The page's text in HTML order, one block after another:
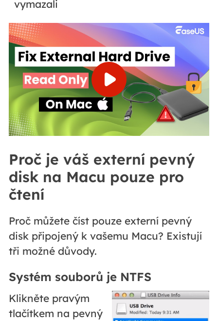
vymazali
Proč je váš externí pevný
disk na Macu pouze pro
čtení
Proč můžete číst pouze externí pevný
disk připojený k vašemu Macu? Existují
tři možné důvody.
Systém souborů je NTFS
Klikněte pravým
tlačítkem na pevný